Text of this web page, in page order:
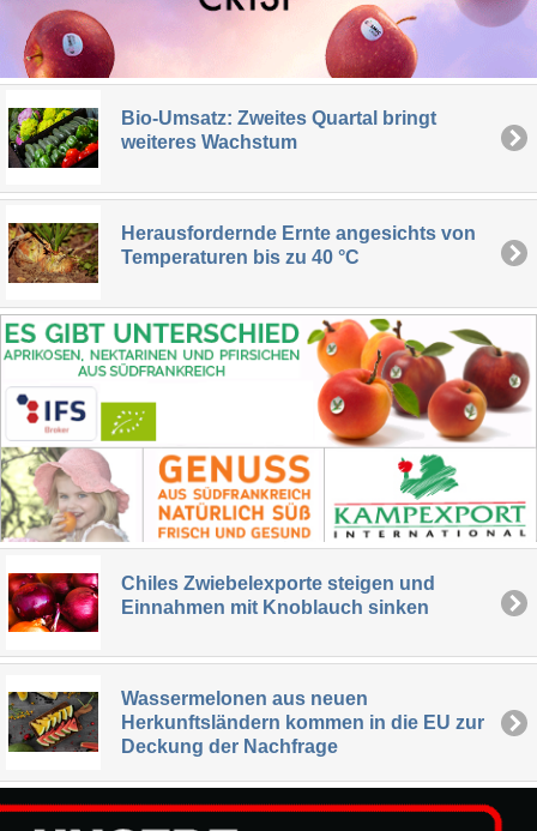
Bio-Umsatz: Zweites Quartal bringt
weiteres Wachstum
Herausfordernde Ernte angesichts von
Temperaturen bis zu 40 °C
Chiles Zwiebelexporte steigen und
Einnahmen mit Knoblauch sinken
Wassermelonen aus neuen
Herkunftsländern kommen in die EU zur
Deckung der Nachfrage